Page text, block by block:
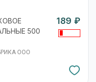
500
ООО
189 ₽